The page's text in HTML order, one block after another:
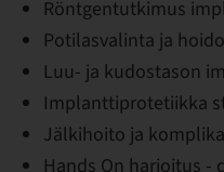
Röntgentutkimus
Potilasvalinta ja
Luu- ja kudostason
Implanttiprotetiikka
Jälkihoito ja
Hands On harjoitus -